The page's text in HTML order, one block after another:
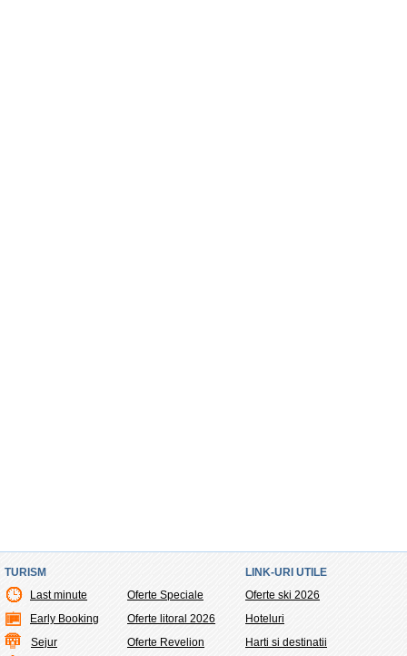
TURISM
Last minute
Early Booking
Sejur
Oferte Speciale
Oferte litoral 2026
Oferte Revelion
LINK-URI UTILE
Oferte ski 2026
Hoteluri
Harti si destinatii